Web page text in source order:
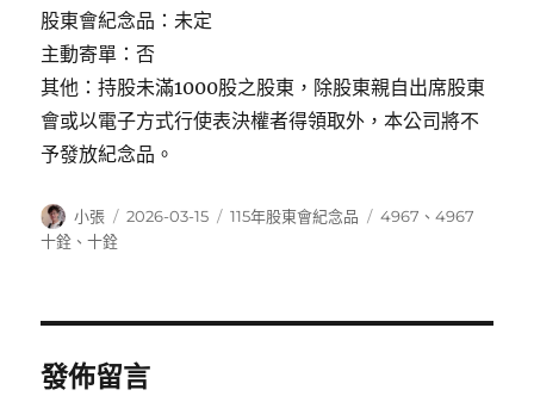
股東會紀念品：未定
主動寄單：否
其他：持股未滿1000股之股東，除股東親自出席股東
會或以電子方式行使表決權者得領取外，本公司將不
予發放紀念品。
作
者
小張
發
2026-03-15
分
115年股東會紀念品
標
4967 、4967
十銓 、十銓
發佈留言